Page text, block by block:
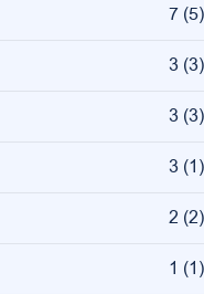
7 (5)
3 (3)
3 (3)
3 (1)
2 (2)
1 (1)